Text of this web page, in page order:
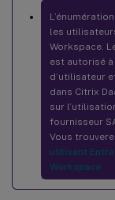
les
Workspace.
est autorisé
d’utilisateur
dans Citrix
sur
fournisseur
Vous
utilisant
Workspace